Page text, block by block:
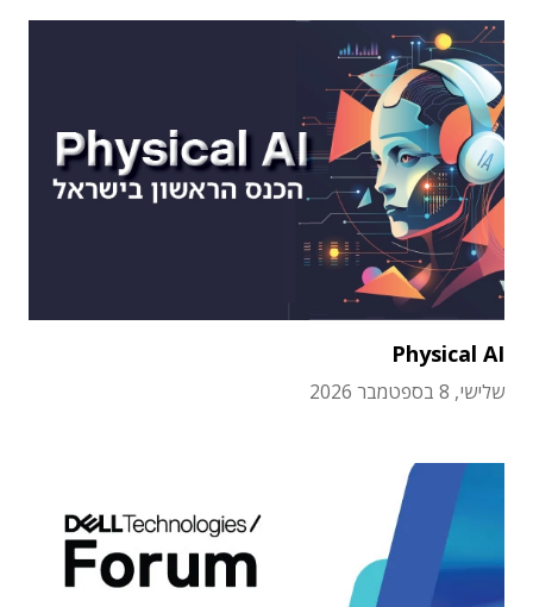
Physical AI
שלישי, 8 בספטמבר 2026